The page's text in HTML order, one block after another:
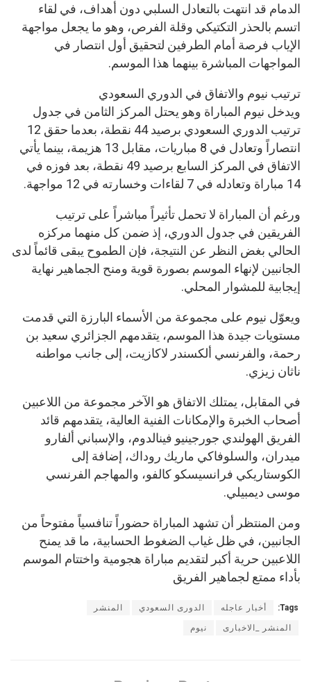
الدمام قد انتهت بالتعادل السلبي دون أهداف، في لقاء
اتسم بالحذر التكتيكي وقلة الفرص، وهو ما يجعل مواجهة
الإياب فرصة أمام الطرفين لتحقيق أول انتصار في
المواجهات المباشرة بينهما هذا الموسم.
ترتيب نيوم والاتفاق في الدوري السعودي
ويدخل نيوم المباراة وهو يحتل المركز الثامن في جدول
ترتيب الدوري السعودي برصيد 44 نقطة، بعدما حقق 12
انتصاراً وتعادل في 8 مباريات، مقابل 13 هزيمة، بينما يأتي
الاتفاق في المركز السابع برصيد 49 نقطة، بعد فوزه في
14 مباراة وتعادله في 7 لقاءات وخسارته في 12 مواجهة.
ورغم أن المباراة لا تحمل تأثيراً مباشراً على ترتيب
الفريقين في جدول الدوري، إذ ضمن كل منهما مركزه
الحالي بغض النظر عن النتيجة، فإن الطموح يبقى قائماً لدى
الجانبين لإنهاء الموسم بصورة قوية ومنح الجماهير نهاية
إيجابية للمشوار المحلي.
ويعوّل نيوم على مجموعة من الأسماء البارزة التي قدمت
مستويات جيدة هذا الموسم، يتقدمهم الجزائري سعيد بن
رحمة، والفرنسي ألكسندر لاكازيت، إلى جانب مواطنه
ناثان زيزي.
في المقابل، يمتلك الاتفاق هو الآخر مجموعة من اللاعبين
أصحاب الخبرة والإمكانات الفنية العالية، يتقدمهم قائد
الفريق الهولندي جورجينيو فينالدوم، والإسباني ألفارو
ميدران، والسلوفاكي ماريك روداك، إضافة إلى
الكوستاريكي فرانسيسكو كالفو، والمهاجم الفرنسي
موسى ديمبيلي.
ومن المنتظر أن تشهد المباراة حضوراً تنافسياً مفتوحاً من
الجانبين، في ظل غياب الضغوط الحسابية، ما قد يمنح
اللاعبين حرية أكبر لتقديم مباراة هجومية واختتام الموسم
بأداء ممتع لجماهير الفريق
Tags: أخبار عاجله الدورى السعودي المنشر
المنشر _الاخبارى نيوم